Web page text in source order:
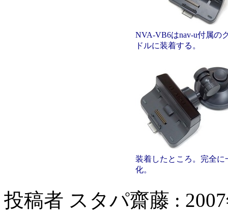
NVA-VB6はnav-u付属の
ドルに装着する。
装着したところ。完全に
化。
投稿者 スタパ齋藤 :